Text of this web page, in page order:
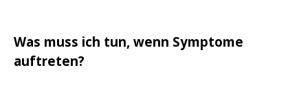
Was muss ich tun, wenn Symptome
auftreten?